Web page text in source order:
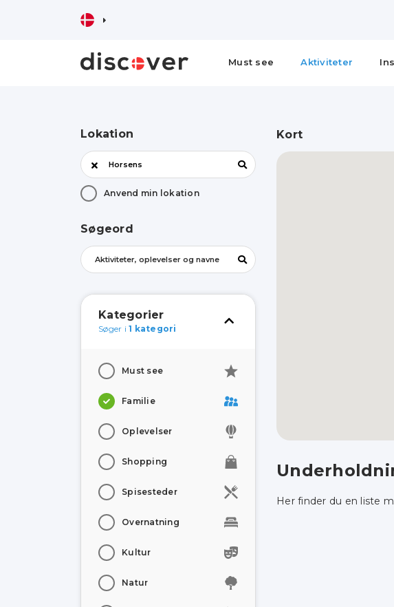
Must see Aktiviteter
Lokation
Anvend min lokation
Søgeord
Kategorier
Søger i 1 kategori
Must see
Familie
Oplevelser
Shopping
Spisesteder
Overnatning
Kultur
Natur
Kort
Her finder du en liste